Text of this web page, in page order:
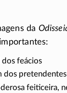
da
dos feácios
dos
feiticeira,